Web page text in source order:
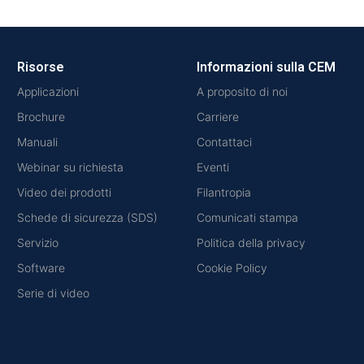
Risorse
Applicazioni
Brochure
Manuali
Webinar su richiesta
Video dei prodotti
Schede di sicurezza (SDS)
Servizio
Software
Serie di video
Informazioni sulla CEM
A proposito di noi
Carriere
Contattaci
Eventi
Filantropia
Comunicati stampa
Politica della privacy
Cookie Policy